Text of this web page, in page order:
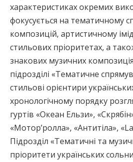
характеристиках окремих
фокусується на тематичному
композицій, артистичному
стильових пріоритетах, а
знакових музичних
підрозділі «Тематичне
стильові орієнтири
хронологічному порядку
гуртів «Океан Ельзи»,
«Мотор’ролла», «Антитіла»,
Підрозділ «Тематичні та
пріоритети українських